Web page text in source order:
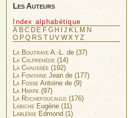
Les Auteurs
Index alphabétique
A BC D E F G H IJ K L M N
O PQ RST UV WX YZ
La Boutraye A.-L. de (37)
La Calprenède (14)
La Chaussée (192)
La Fontaine Jean de (177)
La Fosse Antoine de (9)
La Harpe (97)
La Rochefoucauld (176)
Labiche Eugène (11)
Lablénie Edmond (1)